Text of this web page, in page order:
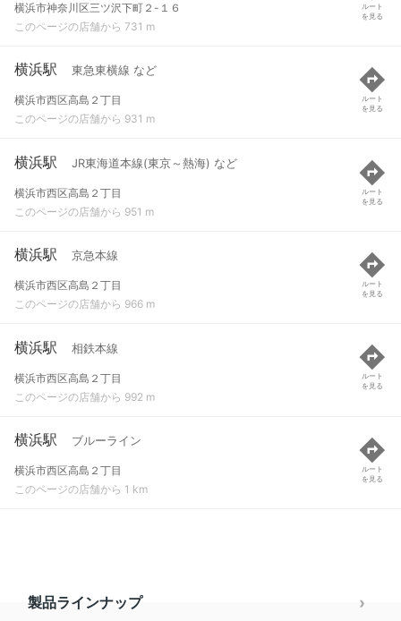
横浜市神奈川区三ツ沢下町２-１６
このページの店舗から 731 m
ルート
を見る
横浜駅 東急東横線 など
横浜市西区高島２丁目
このページの店舗から 931 m
ルート
を見る
横浜駅 JR東海道本線(東京～熱海) など
横浜市西区高島２丁目
このページの店舗から 951 m
ルート
を見る
横浜駅 京急本線
横浜市西区高島２丁目
このページの店舗から 966 m
ルート
を見る
横浜駅 相鉄本線
横浜市西区高島２丁目
このページの店舗から 992 m
ルート
を見る
横浜駅 ブルーライン
横浜市西区高島２丁目
このページの店舗から 1 km
ルート
を見る
製品ラインナップ